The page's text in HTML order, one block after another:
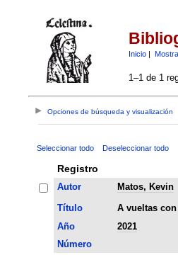
Inicio|
1–1 de 1
Opciones de búsqueda y visualización
Seleccionar todo Deseleccionar todo
Registro
Autor
Matos, Kevin
Título
A vueltas
Año
2021
Número